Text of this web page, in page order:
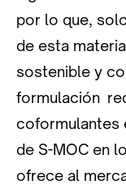
por lo que,
de esta
sostenible y
formulación
coformulantes
de S-MOC en
ofrece al